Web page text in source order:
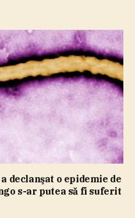
declanşat o epidemie de
s-ar putea să fi suferit